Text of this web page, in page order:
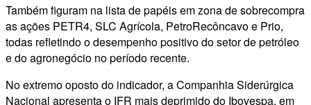
Também figuram na lista de papéis em zona de sobrecompra
as ações PETR4, SLC Agrícola, PetroRecôncavo e Prio,
todas refletindo o desempenho positivo do setor de petróleo
e do agronegócio no período recente.
No extremo oposto do indicador, a Companhia Siderúrgica
Nacional apresenta o IFR mais deprimido do Ibovespa, em